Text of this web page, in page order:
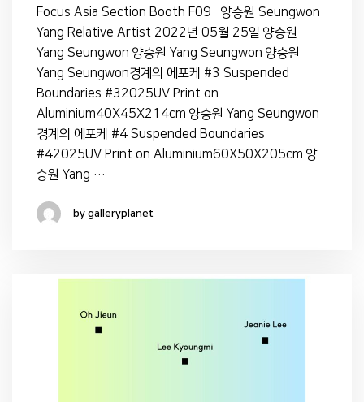
Focus Asia Section Booth F09 양승원 Seungwon
Yang Relative Artist 2022년 05월 25일 양승원
Yang Seungwon 양승원 Yang Seungwon 양승원
Yang Seungwon경계의 에포케 #3 Suspended
Boundaries #32025UV Print on
Aluminium40X45X214cm 양승원 Yang Seungwon
경계의 에포케 #4 Suspended Boundaries
#42025UV Print on Aluminium60X50X205cm 양
승원 Yang …
by galleryplanet